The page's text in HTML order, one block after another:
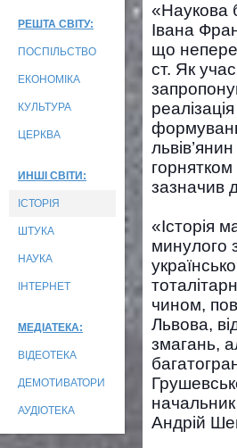
РЕШТА СВІТУ:
ПОСПІЛЬСТВО
ЕКОНОМІКА
КУЛЬТУРА
ЦЕРКВА
ИНШІ СВІТИ:
ІСТОРІЯ
ШТУКА
НАУКА
ІНТЕРНЕТ
МЕДІАТЕКА:
ВІДЕОТЕКА
ДЕМОТИВАТОРИ
АУДІОТЕКА
«Наукова
Івана
що
ст. Як
зазначив
«Історія
минулого
чином,
Львова,
змагань,
начальник
Андрій